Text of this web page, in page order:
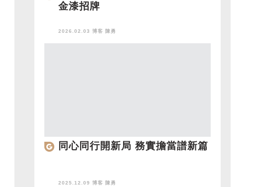
金漆招牌
2026.02.03 博客 陳勇
同心同行開新局 務實擔當譜新篇
2025.12.09 博客 陳勇